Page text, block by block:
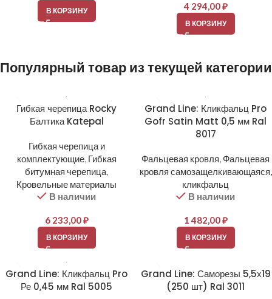
В КОРЗИНУ 4 294,00₽
В КОРЗИНУ
Популярный товар из текущей категории
Гибкая черепица Rocky
Балтика Katepal
Гибкая черепица и
комплектующие, Гибкая
битумная черепица,
Кровельные материалы
В наличии
6 233,00₽
В КОРЗИНУ
Grand Line: Кликфальц Pro
Gofr Satin Matt 0,5 мм Ral
8017
Фальцевая кровля, Фальцевая
кровля самозащелкивающаяся,
кликфальц
В наличии
1 482,00₽
В КОРЗИНУ
Grand Line: Кликфальц Pro
Ре 0,45 мм Ral 5005
Grand Line: Саморезы 5,5х19
(250 шт) Ral 3011